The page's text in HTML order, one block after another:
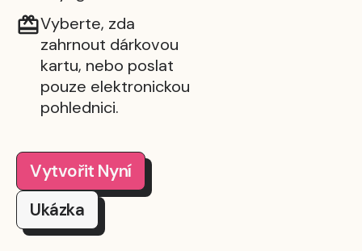
Vyberte, zda
zahrnout dárkovou
kartu, nebo poslat
pouze elektronickou
pohlednici.
Vytvořit Nyní
Ukázka